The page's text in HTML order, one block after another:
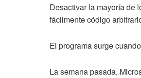
Desactivar la mayoría de
fácilmente código
El programa surge
La semana pasada,